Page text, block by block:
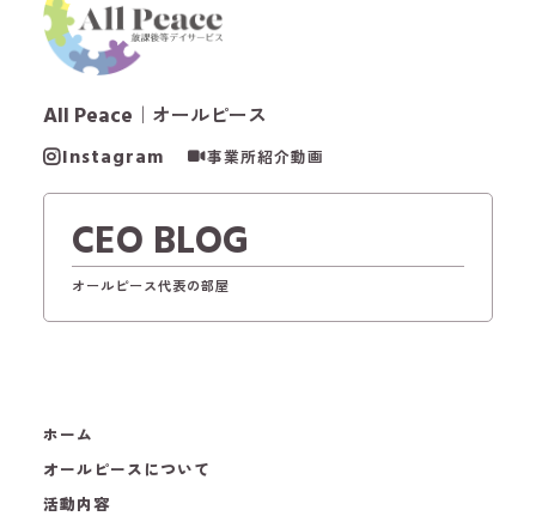
All Peace ｜オールピース
Instagram 事業所紹介動画
CEO BLOG
オールピース代表の部屋
ホーム
オールピースについて
活動内容